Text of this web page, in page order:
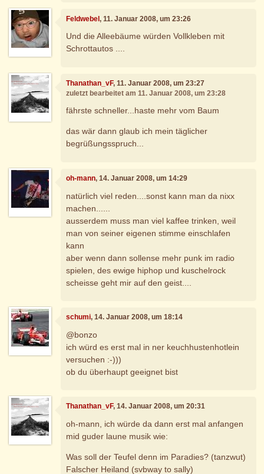
Feldwebel, 11. Januar 2008, um 23:26
Und die Alleebäume würden Vollkleben mit
Schrottautos ....
Thanathan_vF, 11. Januar 2008, um 23:27
zuletzt bearbeitet am 11. Januar 2008, um 23:28
fährste schneller...haste mehr vom Baum
das wär dann glaub ich mein täglicher
begrüßungsspruch...
oh-mann, 14. Januar 2008, um 14:29
natürlich viel reden....sonst kann man da nixx
machen......
ausserdem muss man viel kaffee trinken, weil
man von seiner eigenen stimme einschlafen
kann
aber wenn dann sollense mehr punk im radio
spielen, des ewige hiphop und kuschelrock
scheisse geht mir auf den geist....
schumi, 14. Januar 2008, um 18:14
@bonzo
ich würd es erst mal in ner keuchhustenhotlein
versuchen :-)))
ob du überhaupt geeignet bist
Thanathan_vF, 14. Januar 2008, um 20:31
oh-mann, ich würde da dann erst mal anfangen
mid guder laune musik wie:
Was soll der Teufel denn im Paradies? (tanzwut)
Falscher Heiland (svbway to sally)